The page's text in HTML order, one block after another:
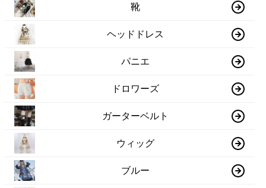
靴
ヘッドドレス
パニエ
ドロワーズ
ガーターベルト
ウィッグ
ブルー